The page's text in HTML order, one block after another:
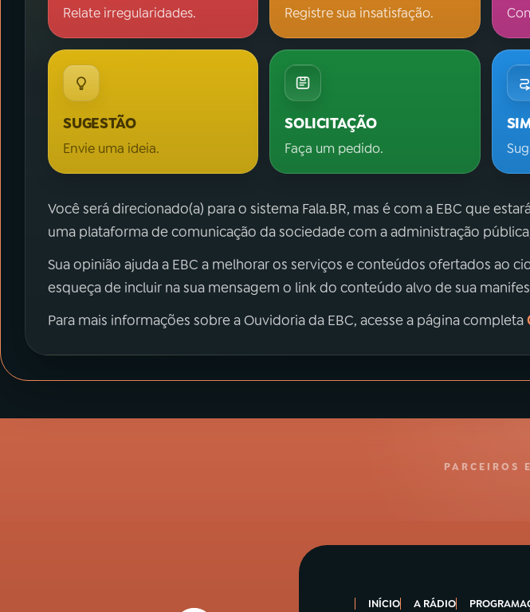
Relate irregularidades. Registre sua insatisfação.
SUGESTÃO
Envie uma ideia.
SOLICITAÇÃO
Faça um pedido.
Você será direcionado(a) para o sistema Fala.BR, mas é com a EBC que
uma plataforma de comunicação da sociedade com a administração
Sua opinião ajuda a EBC a melhorar os serviços e conteúdos ofertados ao
esqueça de incluir na sua mensagem o link do conteúdo alvo de sua
Para mais informações sobre a Ouvidoria da EBC, acesse a página completa
PARCEIROS
INÍCIO A RÁDIO